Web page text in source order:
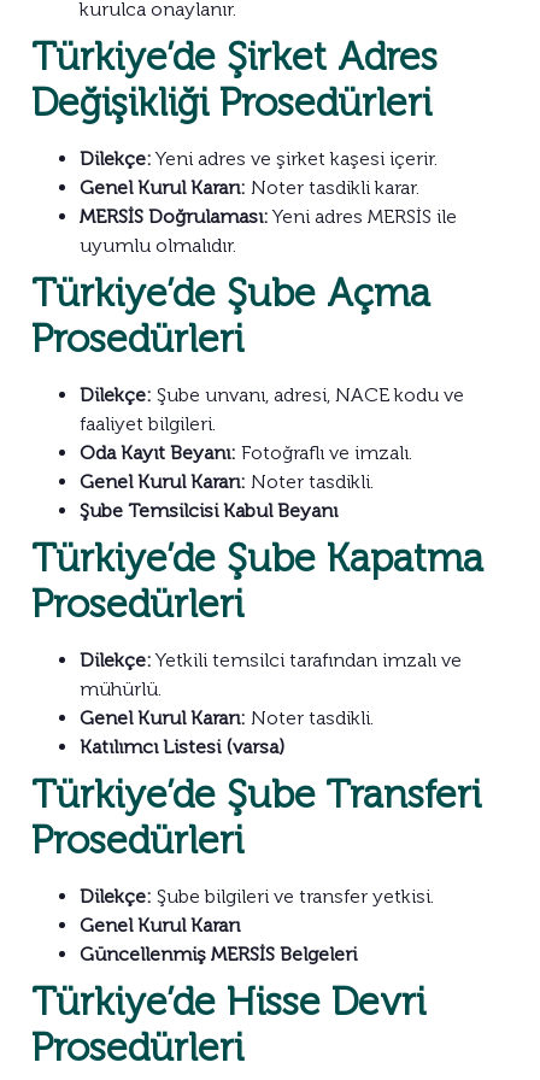
kurulca onaylanır.
Türkiye’de Şirket Adres
Değişikliği Prosedürleri
Dilekçe:Yeni adres ve şirket kaşesi içerir.
Genel Kurul Kararı: Noter tasdikli karar.
MERSİS Doğrulaması:Yeni adres MERSİS ile
uyumlu olmalıdır.
Türkiye’de Şube Açma
Prosedürleri
Dilekçe: Şube unvanı, adresi, NACE kodu ve
faaliyet bilgileri.
Oda Kayıt Beyanı: Fotoğraflı ve imzalı.
Genel Kurul Kararı: Noter tasdikli.
Şube Temsilcisi Kabul Beyanı
Türkiye’de Şube Kapatma
Prosedürleri
Dilekçe:Yetkili temsilci tarafından imzalı ve
mühürlü.
Genel Kurul Kararı: Noter tasdikli.
Katılımcı Listesi (varsa)
Türkiye’de Şube Transferi
Prosedürleri
Dilekçe: Şube bilgileri ve transfer yetkisi.
Genel Kurul Kararı
Güncellenmiş MERSİS Belgeleri
Türkiye’de Hisse Devri
Prosedürleri